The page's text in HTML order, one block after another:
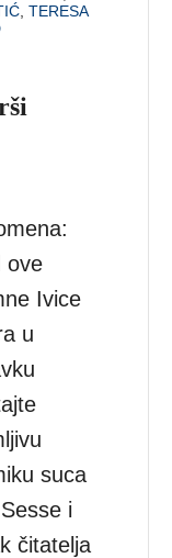
,TERESA
ove
Ivice
u
suca
i
čitatelja